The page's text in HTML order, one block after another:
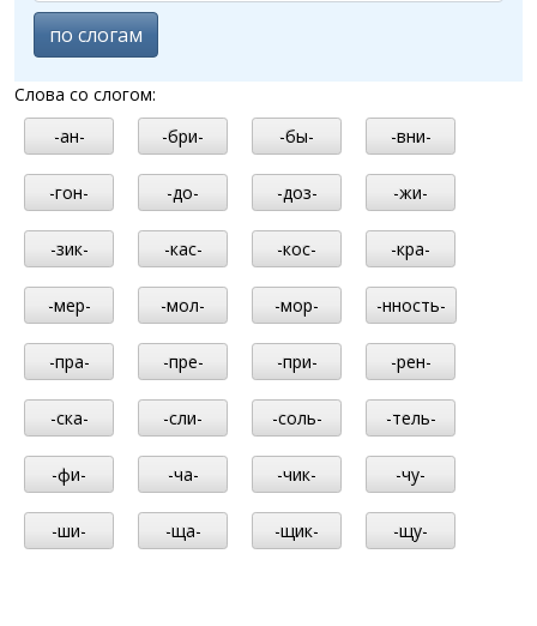
по слогам
Слова со слогом:
-ан-
-бри- -бы- -вни-
-гон- -до- -доз- -жи-
-зик- -кас- -кос- -кра-
-мер- -мол- -мор- -нность-
-пра- -пре- -при- -рен-
-ска- -сли- -соль- -тель-
-фи- -ча- -чик- -чу-
-ши- -ща- -щик- -щу-